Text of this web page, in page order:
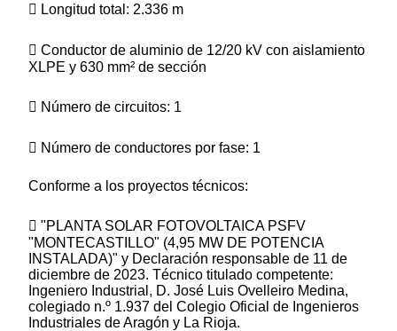
 Longitud total: 2.336 m
 Conductor de aluminio de 12/20 kV con aislamiento
XLPE y 630 mm² de sección
 Número de circuitos: 1
 Número de conductores por fase: 1
Conforme a los proyectos técnicos:
 "PLANTA SOLAR FOTOVOLTAICA PSFV
"MONTECASTILLO" (4,95 MW DE POTENCIA
INSTALADA)" y Declaración responsable de 11 de
diciembre de 2023. Técnico titulado competente:
Ingeniero Industrial, D. José Luis Ovelleiro Medina,
colegiado n.º 1.937 del Colegio Oficial de Ingenieros
Industriales de Aragón y La Rioja.